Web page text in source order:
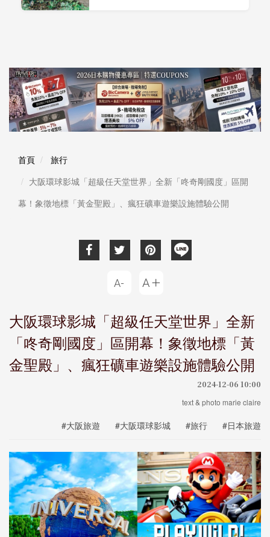
首頁
旅行
大阪環球影城「超級任天堂世界」全新「咚奇剛國度」區開
幕！象徵地標「黃金聖殿」、瘋狂礦車遊樂設施體驗公開
大阪環球影城「超級任天堂世界」全新
「咚奇剛國度」區開幕！象徵地標「黃
金聖殿」、瘋狂礦車遊樂設施體驗公開
2024-12-06 10:00
text & photo marie claire
#大阪旅遊 #大阪環球影城 #旅行 #日本旅遊